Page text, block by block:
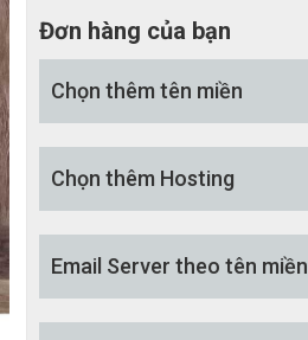
Đơn hàng của bạn
Chọn thêm tên miền
Chọn thêm Hosting
Email Server theo tên miền